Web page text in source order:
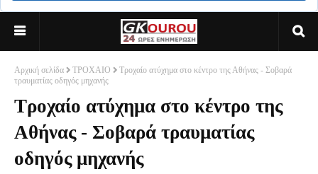
Αρχική σελίδα ΤΡΟΧΑΙΟ
Τροχαίο ατύχημα στο κέντρο της Αθήνας - Σοβαρά
τραυματίας οδηγός μηχανής
Τροχαίο ατύχημα στο κέντρο της
Αθήνας - Σοβαρά τραυματίας
οδηγός μηχανής